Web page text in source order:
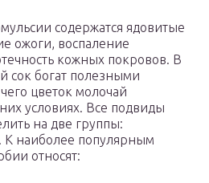
содержатся ядовитые
ожоги, воспаление
кожных покровов. В
сок богат полезными
цветок молочай
условиях. Все подвиды
на две группы:
К наиболее популярным
относят: